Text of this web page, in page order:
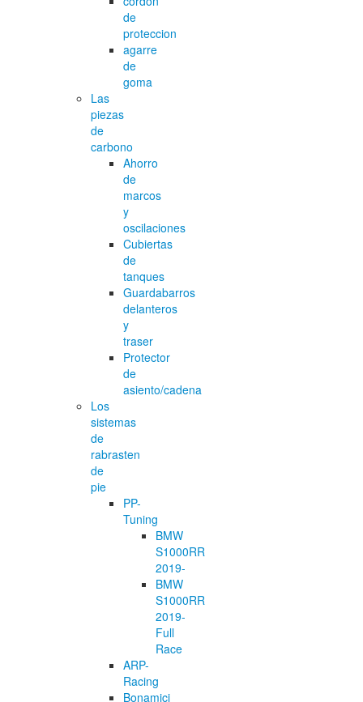
de
proteccion
agarre
de
goma
Las
piezas
de
carbono
Ahorro
de
marcos
y
oscilaciones
Cubiertas
de
tanques
Guardabarros
delanteros
y
traser
Protector
de
asiento/cadena
Los
sistemas
de
rabrasten
de
pie
PP-
Tuning
BMW
S1000RR
2019-
BMW
S1000RR
2019-
Full
Race
ARP-
Racing
Bonamici